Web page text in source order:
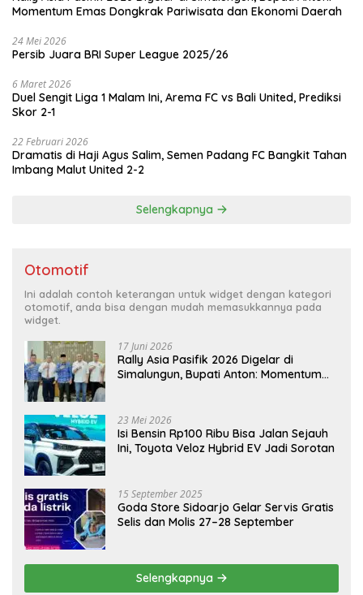
Momentum Emas Dongkrak Pariwisata dan Ekonomi Daerah
24 Mei 2026
Persib Juara BRI Super League 2025/26
6 Maret 2026
Duel Sengit Liga 1 Malam Ini, Arema FC vs Bali United, Prediksi
Skor 2-1
22 Februari 2026
Dramatis di Haji Agus Salim, Semen Padang FC Bangkit Tahan
Imbang Malut United 2-2
Selengkapnya
Otomotif
Ini adalah contoh keterangan untuk widget dengan kategori
otomotif, anda bisa dengan mudah memasukkannya pada
widget.
17 Juni 2026
Rally Asia Pasifik 2026 Digelar di
Simalungun, Bupati Anton: Momentum
23 Mei 2026
Isi Bensin Rp100 Ribu Bisa Jalan Sejauh
Ini, Toyota Veloz Hybrid EV Jadi Sorotan
15 September 2025
Goda Store Sidoarjo Gelar Servis Gratis
Selis dan Molis 27–28 September
Selengkapnya